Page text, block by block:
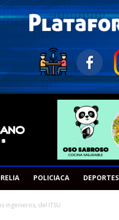
POLICIACA DEPORTES
ingenieros, del ITSU